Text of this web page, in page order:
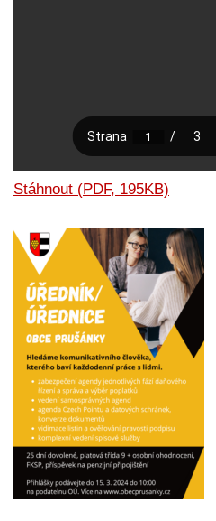
Stáhnout (PDF, 195KB)